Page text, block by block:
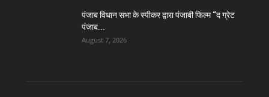
पंजाब विधान सभा के स्पीकर द्वारा पंजाबी फिल्म “द ग्रेट
पंजाब...
August 7, 2026